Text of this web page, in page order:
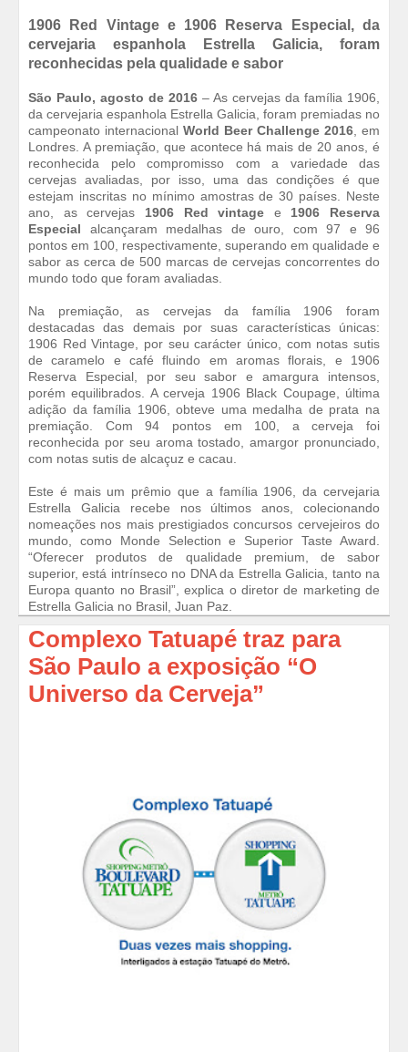
1906 Red Vintage e 1906 Reserva Especial, da
cervejaria espanhola Estrella Galicia, foram
reconhecidas pela qualidade e sabor
São Paulo, agosto de 2016 – As cervejas da família 1906,
da cervejaria espanhola Estrella Galicia, foram premiadas no
campeonato internacional World Beer Challenge 2016, em
Londres. A premiação, que acontece há mais de 20 anos, é
reconhecida pelo compromisso com a variedade das
cervejas avaliadas, por isso, uma das condições é que
estejam inscritas no mínimo amostras de 30 países. Neste
ano, as cervejas 1906 Red vintage e 1906 Reserva
Especial alcançaram medalhas de ouro, com 97 e 96
pontos em 100, respectivamente, superando em qualidade e
sabor as cerca de 500 marcas de cervejas concorrentes do
mundo todo que foram avaliadas.
Na premiação, as cervejas da família 1906 foram
destacadas das demais por suas características únicas:
1906 Red Vintage, por seu carácter único, com notas sutis
de caramelo e café fluindo em aromas florais, e 1906
Reserva Especial, por seu sabor e amargura intensos,
porém equilibrados. A cerveja 1906 Black Coupage, última
adição da família 1906, obteve uma medalha de prata na
premiação. Com 94 pontos em 100, a cerveja foi
reconhecida por seu aroma tostado, amargor pronunciado,
com notas sutis de alcaçuz e cacau.
Este é mais um prêmio que a família 1906, da cervejaria
Estrella Galicia recebe nos últimos anos, colecionando
nomeações nos mais prestigiados concursos cervejeiros do
mundo, como Monde Selection e Superior Taste Award.
“Oferecer produtos de qualidade premium, de sabor
superior, está intrínseco no DNA da Estrella Galicia, tanto na
Europa quanto no Brasil”, explica o diretor de marketing de
Estrella Galicia no Brasil, Juan Paz.
Complexo Tatuapé traz para
São Paulo a exposição “O
Universo da Cerveja”